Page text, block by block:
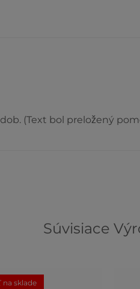
(Text bol preložený
Súvisiace
na sklade